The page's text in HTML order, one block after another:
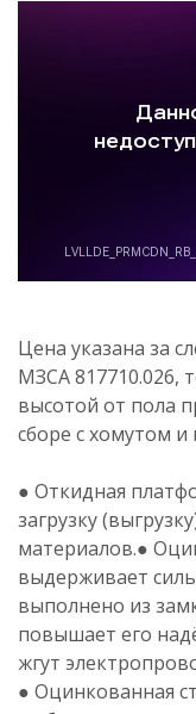
Цена указана за
МЗСА 817710.026,
высотой от пола
сборе с хомутом
● Откидная
загрузку
материалов.●
выдерживает
выполнено из
повышает его
жгут
● Оцинкованная